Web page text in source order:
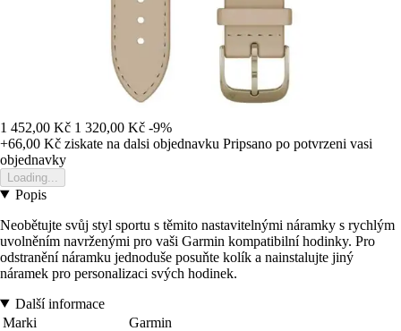
1 452,00 Kč 1 320,00 Kč -9%
+66,00 Kč ziskate na dalsi objednavku Pripsano po potvrzeni vasi
objednavky
Loading...
Popis
Neobětujte svůj styl sportu s těmito nastavitelnými náramky s rychlým
uvolněním navrženými pro vaši Garmin kompatibilní hodinky. Pro
odstranění náramku jednoduše posuňte kolík a nainstalujte jiný
náramek pro personalizaci svých hodinek.
Další informace
Marki
Garmin